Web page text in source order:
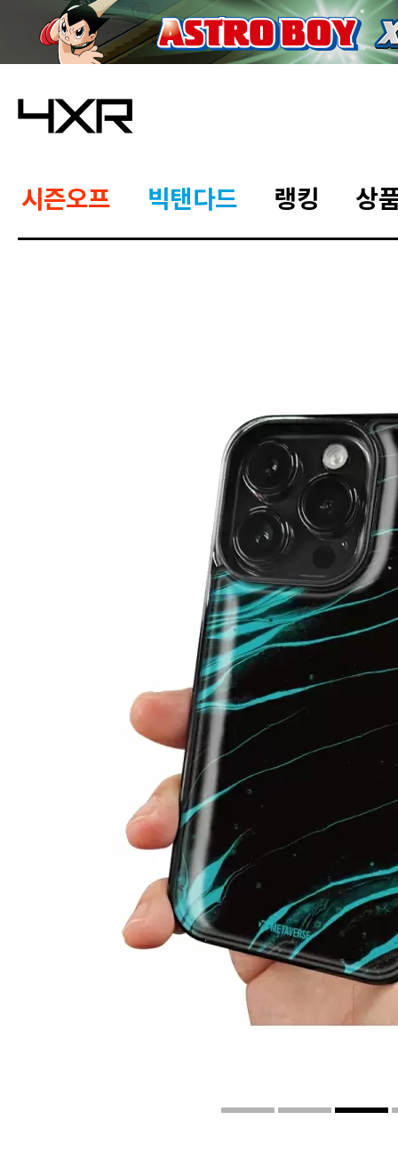
시즌오프 빅탠다드 랭킹 상